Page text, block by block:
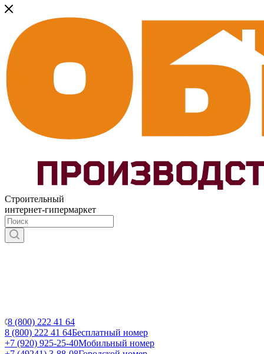
Строительный
интернет-гипермаркет
8 (800) 222 41 64
8 (800) 222 41 64Бесплатный номер
+7 (920) 925-25-40Мобильный номер